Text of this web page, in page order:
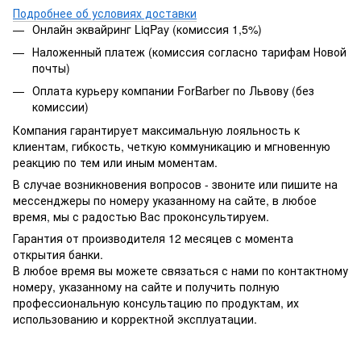
Подробнее об условиях доставки
Онлайн эквайринг LiqPay (комиссия 1,5%)
Наложенный платеж (комиссия согласно тарифам Новой
почты)
Оплата курьеру компании ForBarber по Львову (без
комиссии)
Компания гарантирует максимальную лояльность к
клиентам, гибкость, четкую коммуникацию и мгновенную
реакцию по тем или иным моментам.
В случае возникновения вопросов - звоните или пишите на
мессенджеры по номеру указанному на сайте, в любое
время, мы с радостью Вас проконсультируем.
Гарантия от производителя 12 месяцев с момента
открытия банки.
В любое время вы можете связаться с нами по контактному
номеру, указанному на сайте и получить полную
профессиональную консультацию по продуктам, их
использованию и корректной эксплуатации.